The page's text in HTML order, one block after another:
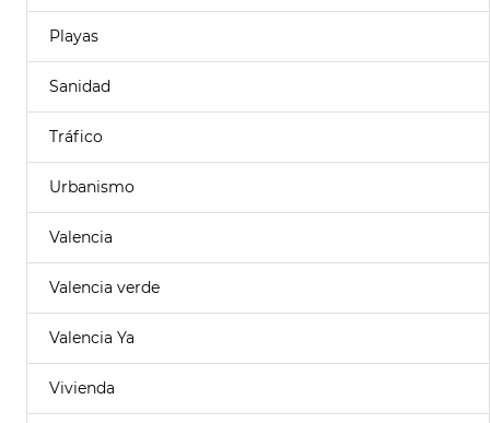
Playas
Sanidad
Tráfico
Urbanismo
Valencia
Valencia verde
Valencia Ya
Vivienda